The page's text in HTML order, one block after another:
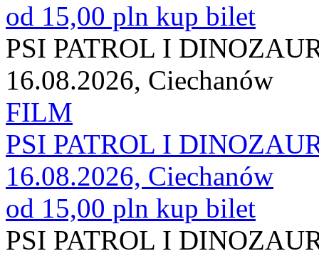
od 15,00 pln kup bilet
PSI PATROL I
16.08.2026, Ciechanów
FILM
PSI PATROL I
16.08.2026, Ciechanów
od 15,00 pln kup bilet
PSI PATROL I